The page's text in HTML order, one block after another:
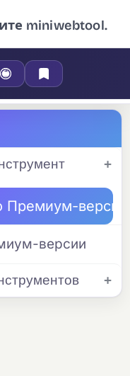
miniwebtool.
Премиум-версии
версии